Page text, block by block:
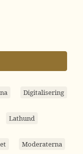
Digitalisering
Lathund
Moderaterna